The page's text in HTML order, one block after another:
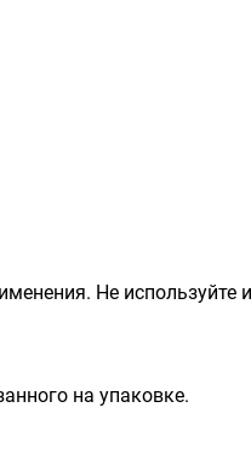
Не используйте
на упаковке.